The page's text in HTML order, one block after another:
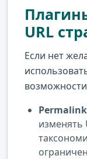
URL
Если нет
изменять